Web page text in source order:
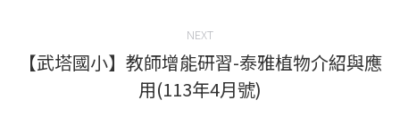
NEXT
Next
post:
【武塔國小】教師增能研習-泰雅植物介紹與應
用(113年4月號)